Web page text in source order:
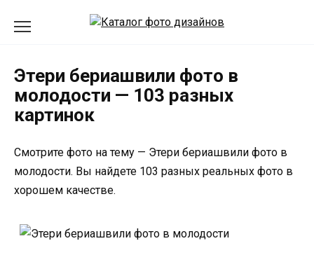
Этери бериашвили фото в
молодости — 103 разных
картинок
Смотрите фото на тему — Этери бериашвили фото в
молодости. Вы найдете 103 разных реальных фото в
хорошем качестве.